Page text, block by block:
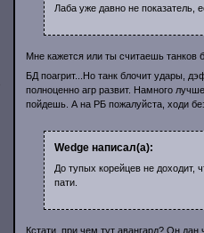
Лаба уже давно не показатель,
Мне кажется или ты считаешь танков
БД поагрит...Но танк блочит удары,
полноценно агр развит. Намного
пойдешь. А на РБ пожалуйста, ходи
Wedge написал(а):
До тупых корейцев не доходит,
пати.
Кстати, при чем тут авангард? Он